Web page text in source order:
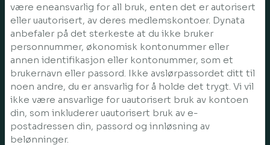
være eneansvarlig for all bruk, enten det er autorisert
eller uautorisert, av deres medlemskontoer. Dynata
anbefaler på det sterkeste at du ikke bruker
personnummer, økonomisk kontonummer eller
annen identifikasjon eller kontonummer, som et
brukernavn eller passord. Ikke avslørpassordet ditt til
noen andre, du er ansvarlig for å holde det trygt. Vi vil
ikke være ansvarlige for uautorisert bruk av kontoen
din, som inkluderer uautorisert bruk av e-
postadressen din, passord og innløsning av
belønninger.